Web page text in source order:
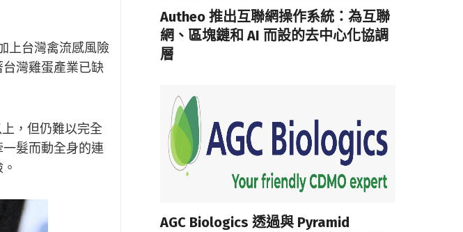
上台灣禽流感風險
灣雞蛋產業已缺
，但仍難以完全
髮而動全身的連
Autheo 推出互聯網操作系統：為互聯
網、區塊鏈和 AI 而設的去中心化協調
層
AGC Biologics 透過與 Pyramid